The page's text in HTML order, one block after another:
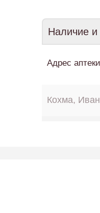
Наличие и
Адрес аптеки
Кохма,